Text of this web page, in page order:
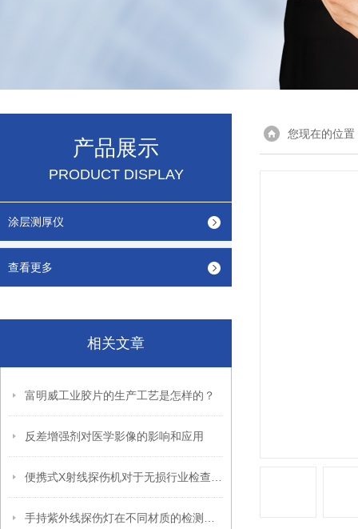
产品展示
PRODUCT DISPLAY
涂层测厚仪
查看更多
相关文章
富明威工业胶片的生产工艺是怎样的？
反差增强剂对医学影像的影响和应用
您现在的位置